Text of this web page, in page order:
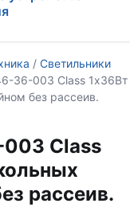
/ Светильники
36-003 Class 1х36Вт
без рассеив.
Class
рассеив.